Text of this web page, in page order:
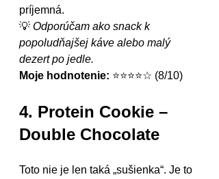
príjemná.
💡 Odporúčam ako snack k
popoludňajšej káve alebo malý
dezert po jedle.
Moje hodnotenie: ⭐⭐⭐⭐☆ (8/10)
4. Protein Cookie –
Double Chocolate
Toto nie je len taká „sušienka“. Je to